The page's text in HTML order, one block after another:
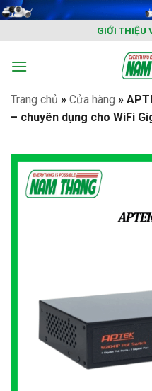
Skip
content
GIỚI THIỆU
Trang chủ » Cửa hàng »
– chuyên dụng cho WiFi